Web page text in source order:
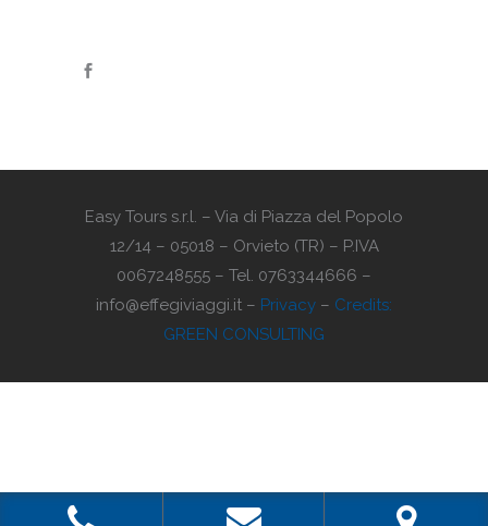
Easy Tours s.r.l. – Via di Piazza del Popolo
12/14 – 05018 – Orvieto (TR) – P.IVA
0067248555 – Tel. 0763344666 –
info@effegiviaggi.it – Privacy – Credits:
GREEN CONSULTING